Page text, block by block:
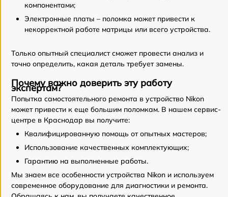
компонентами;
Электронные платы – поломка может привести к
некорректной работе матрицы или всего устройства.
Только опытный специалист сможет провести анализ и
точно определить, какая деталь требует замены.
Почему важно доверить эту работу
экспертам?
Попытка самостоятельного ремонта в устройство Nikon
может привести к еще большим поломкам. В нашем сервис-
центре в Краснодар вы получите:
Квалифицированную помощь от опытных мастеров;
Использование качественных комплектующих;
Гарантию на выполненные работы.
Мы знаем все особенности устройства Nikon и используем
современное оборудование для диагностики и ремонта.